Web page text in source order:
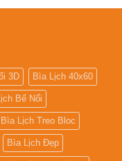
3D Bìa Lịch 40x60
Bế Nổi
Bìa Lịch Treo Bloc
Bìa Lịch Đẹp